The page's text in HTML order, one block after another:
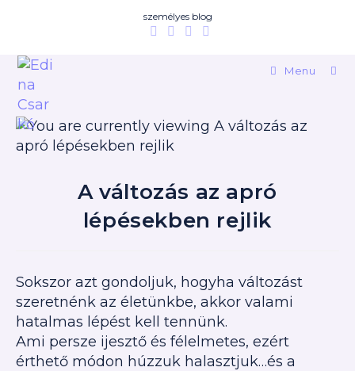
személyes blog
Menu
A változás az apró
lépésekben rejlik
Sokszor azt gondoljuk, hogyha változást
szeretnénk az életünkbe, akkor valami
hatalmas lépést kell tennünk.
Ami persze ijesztő és félelmetes, ezért
érthető módon húzzuk halasztjuk…és a